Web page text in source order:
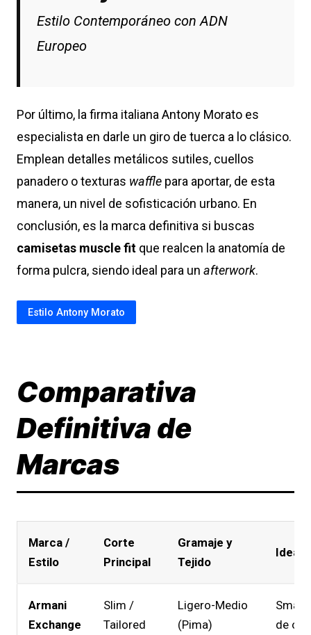
Estilo Contemporáneo con ADN
Europeo
Por último, la firma italiana Antony Morato es
especialista en darle un giro de tuerca a lo clásico.
Emplean detalles metálicos sutiles, cuellos
panadero o texturas waffle para aportar, de esta
manera, un nivel de sofisticación urbano. En
conclusión, es la marca definitiva si buscas
camisetas muscle fit que realcen la anatomía de
forma pulcra, siendo ideal para un afterwork.
Estilo Antony Morato
Comparativa
Definitiva de
Marcas
Marca /
Estilo
Corte
Principal
Gramaje y
Tejido
Ideal
Armani
Exchange
Slim /
Tailored
Ligero-Medio
(Pima)
Smart
de